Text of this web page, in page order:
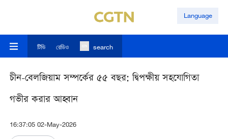
Language
টিভি রেডিও search
চীন-বেলজিয়াম সম্পর্কের ৫৫ বছর: দ্বিপক্ষীয় সহযোগিতা
গভীর করার আহ্বান
16:37:05 02-May-2026